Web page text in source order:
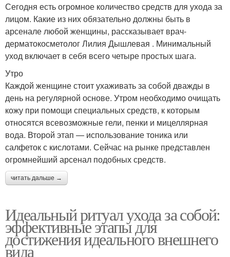
Сегодня есть огромное количество средств для ухода за
лицом. Какие из них обязательно должны быть в
арсенале любой женщины, рассказывает врач-
дерматокосметолог Лилия Дышлевая . Минимальный
уход включает в себя всего четыре простых шага.
Утро
Каждой женщине стоит ухаживать за собой дважды в
день на регулярной основе. Утром необходимо очищать
кожу при помощи специальных средств, к которым
относятся всевозможные гели, пенки и мицеллярная
вода. Второй этап — использование тоника или
салфеток с кислотами. Сейчас на рынке представлен
огромнейший арсенал подобных средств.
читать дальше →
Идеальный ритуал ухода за собой:
эффективные этапы для
достижения идеального внешнего
вида